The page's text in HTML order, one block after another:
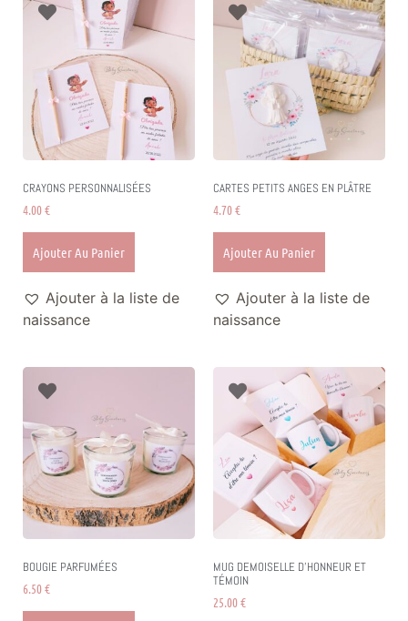
CRAYONS PERSONNALISÉES
4.00€
Ajouter Au Panier
Ajouter à la liste de
naissance
CARTES PETITS ANGES EN PLÂTRE
4.70€
Ajouter Au Panier
Ajouter à la liste de
naissance
BOUGIE PARFUMÉES
6.50€
MUG DEMOISELLE D’HONNEUR ET
TÉMOIN
25.00€